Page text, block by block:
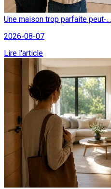
Une maison trop parfaite peut-...
2026-08-07
Lire l'article